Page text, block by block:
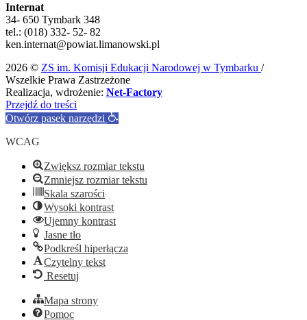
Internat
34- 650 Tymbark 348
tel.: (018) 332- 52- 82
ken.internat@powiat.limanowski.pl
2026 © ZS im. Komisji Edukacji Narodowej w Tymbarku /
Wszelkie Prawa Zastrzeżone
Realizacja, wdrożenie: Net-Factory
Przejdź do treści
Otwórz pasek narzędzi
WCAG
Zwiększ rozmiar tekstu
Zmniejsz rozmiar tekstu
Skala szarości
Wysoki kontrast
Ujemny kontrast
Jasne tło
Podkreśl hiperłącza
Czytelny tekst
Resetuj
Mapa strony
Pomoc